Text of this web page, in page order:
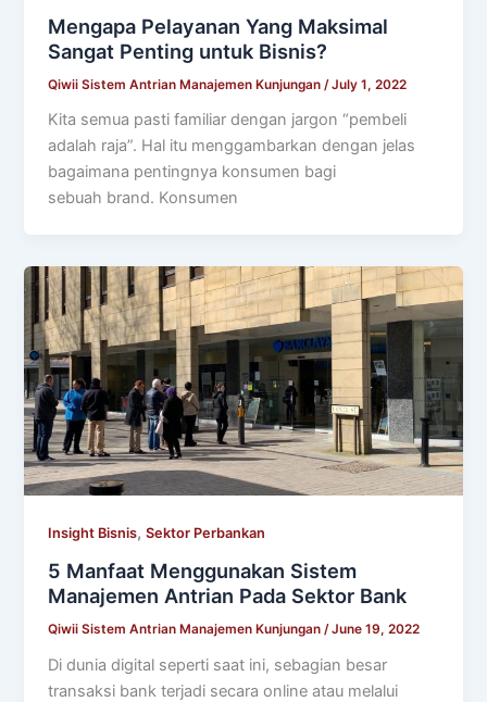
Mengapa Pelayanan Yang Maksimal
Sangat Penting untuk Bisnis?
Qiwii Sistem Antrian Manajemen Kunjungan /July 1, 2022
Kita semua pasti familiar dengan jargon “pembeli
adalah raja”. Hal itu menggambarkan dengan jelas
bagaimana pentingnya konsumen bagi
sebuah brand. Konsumen
Insight Bisnis,Sektor Perbankan
5 Manfaat Menggunakan Sistem
Manajemen Antrian Pada Sektor Bank
Qiwii Sistem Antrian Manajemen Kunjungan /June 19, 2022
Di dunia digital seperti saat ini, sebagian besar
transaksi bank terjadi secara online atau melalui